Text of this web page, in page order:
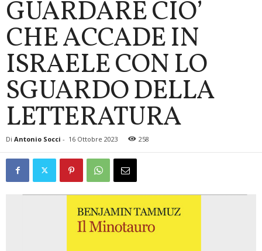
GUARDARE CIO’
CHE ACCADE IN
ISRAELE CON LO
SGUARDO DELLA
LETTERATURA
Di Antonio Socci - 16 Ottobre 2023 258